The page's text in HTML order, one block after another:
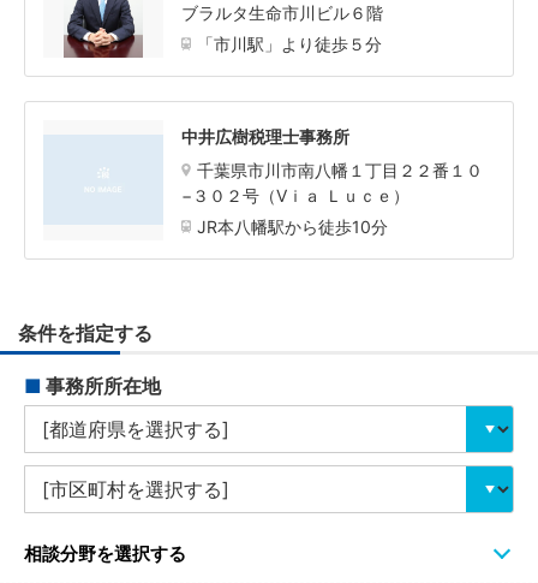
ブラルタ生命市川ビル６階
「市川駅」より徒歩５分
中井広樹税理士事務所
千葉県市川市南八幡１丁目２２番１０
−３０２号（Vｉａ Ｌｕｃｅ）
JR本八幡駅から徒歩10分
条件を指定する
■ 事務所所在地
相談分野を選択する